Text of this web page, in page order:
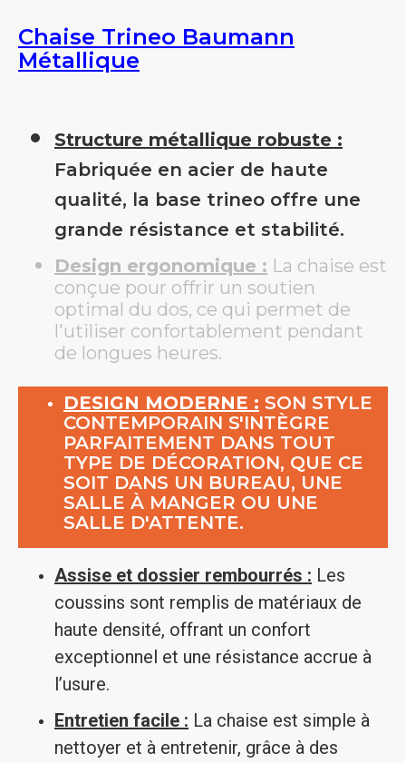
Chaise Trineo Baumann
Métallique
Structure métallique robuste :
Fabriquée en acier de haute
qualité, la base trineo offre une
grande résistance et stabilité.
Design ergonomique : La chaise est
conçue pour offrir un soutien
optimal du dos, ce qui permet de
l'utiliser confortablement pendant
de longues heures.
DESIGN MODERNE : SON STYLE
CONTEMPORAIN S'INTÈGRE
PARFAITEMENT DANS TOUT
TYPE DE DÉCORATION, QUE CE
SOIT DANS UN BUREAU, UNE
SALLE À MANGER OU UNE
SALLE D'ATTENTE.
Assise et dossier rembourrés : Les
coussins sont remplis de matériaux de
haute densité, offrant un confort
exceptionnel et une résistance accrue à
l’usure.
Entretien facile : La chaise est simple à
nettoyer et à entretenir, grâce à des